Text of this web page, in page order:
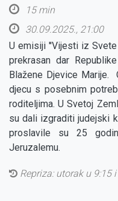
15 min
30.09.2025., 21:00
U emisiji ''Vijesti iz
prekrasan dar
Blažene Djevice Marije.
djecu s posebnim
roditeljima. U Svetoj
su dali izgraditi judejski
proslavile su 25
Jeruzalemu.
Repriza: utorak u 9:15